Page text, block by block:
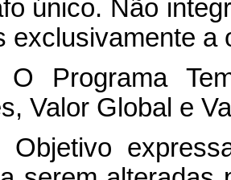
único. Não
exclusivamente a
Programa
Valor Global e
Objetivo